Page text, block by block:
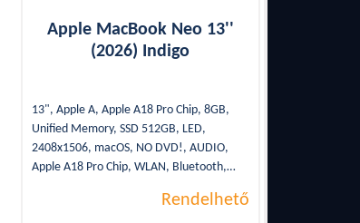
Apple MacBook Neo 13''
(2026) Indigo
13", Apple A, Apple A18 Pro Chip, 8GB,
Unified Memory, SSD 512GB, LED,
2408x1506, macOS, NO DVD!, AUDIO,
Apple A18 Pro Chip, WLAN, Bluetooth,
Rendelhető